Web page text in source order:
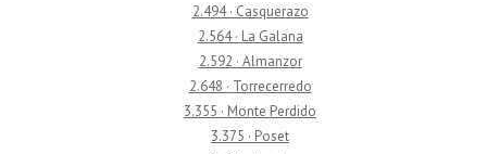
2.494 · Casquerazo
2.564 · La Galana
2.592 · Almanzor
2.648 · Torrecerredo
3.355 · Monte Perdido
3.375 · Poset